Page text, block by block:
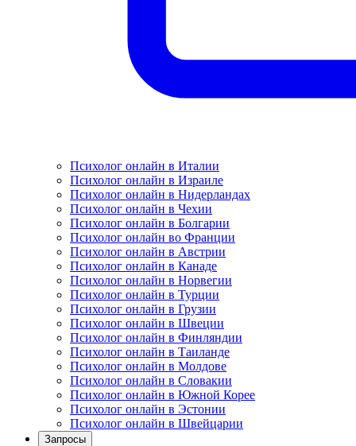
Психолог онлайн в Италии
Психолог онлайн в Израиле
Психолог онлайн в Нидерландах
Психолог онлайн в Чехии
Психолог онлайн в Болгарии
Психолог онлайн во Франции
Психолог онлайн в Австрии
Психолог онлайн в Канаде
Психолог онлайн в Норвегии
Психолог онлайн в Турции
Психолог онлайн в Грузии
Психолог онлайн в Швеции
Психолог онлайн в Финляндии
Психолог онлайн в Таиланде
Психолог онлайн в Молдове
Психолог онлайн в Словакии
Психолог онлайн в Южной Корее
Психолог онлайн в Эстонии
Психолог онлайн в Швейцарии
Запросы